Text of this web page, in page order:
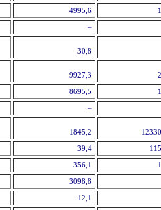
4995,6
–
30,8
9927,3
8695,5
–
1845,2
39,4
356,1
3098,8
12,1